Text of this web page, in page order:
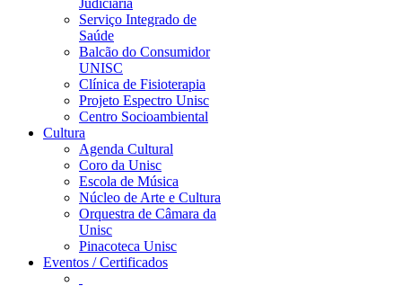
Judiciária
Serviço Integrado de
Saúde
Balcão do Consumidor
UNISC
Clínica de Fisioterapia
Projeto Espectro Unisc
Centro Socioambiental
Cultura
Agenda Cultural
Coro da Unisc
Escola de Música
Núcleo de Arte e Cultura
Orquestra de Câmara da
Unisc
Pinacoteca Unisc
Eventos / Certificados